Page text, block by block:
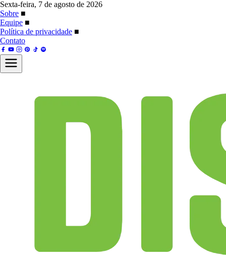
Sexta-feira, 7 de agosto de 2026
Sobre ■
Equipe ■
Política de privacidade ■
Contato